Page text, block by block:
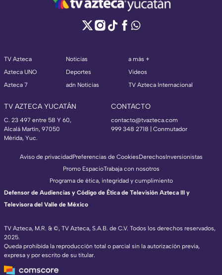
TV Azteca
Azteca UNO
Azteca 7
Noticias
Deportes
adn Noticias
a más +
Videos
TV Azteca Internacional
TV AZTECA YUCATÁN
C. 23 497 entre 58 Y 60,
Alcalá Martín, 97050
Mérida, Yuc.
CONTACTO
contacto@tvazteca.com
999 348 2718 | Conmutador
TV Azteca, M.R. & ©, TV Azteca, S.A.B. de C.V. Todos los derechos reservados,
2025.
Queda prohibida la reproducción total o parcial sin la autorización previa,
expresa y por escrito de su titular.
Aviso de privacidadPreferencias de CookiesDerechosInversionistas
Promo EspacioTrabaja con nosotros
Programa de ética, integridad y cumplimiento
Defensor de Audiencias y Código de Ética de Televisión Azteca III y
Televisora del Valle de México